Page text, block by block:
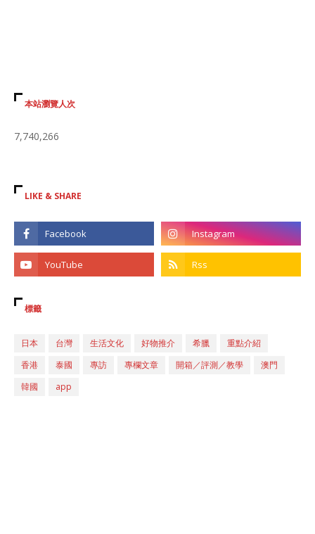
本站瀏覽人次
7,740,266
LIKE & SHARE
標籤
日本 台灣 生活文化 好物推介 希臘
重點介紹
香港
泰國 專訪 專欄文章 開箱／評測／教學
澳門
韓國
app